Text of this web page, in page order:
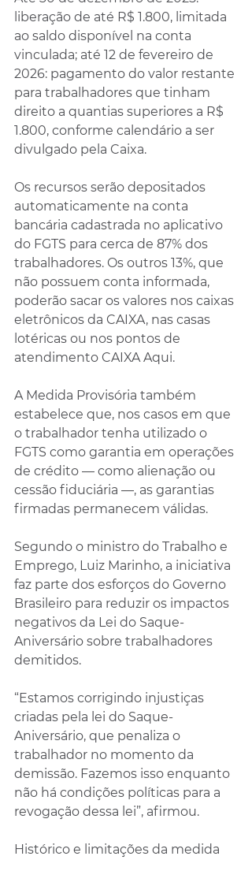
liberação de até R$ 1.800, limitada
ao saldo disponível na conta
vinculada; até 12 de fevereiro de
2026: pagamento do valor restante
para trabalhadores que tinham
direito a quantias superiores a R$
1.800, conforme calendário a ser
divulgado pela Caixa.
Os recursos serão depositados
automaticamente na conta
bancária cadastrada no aplicativo
do FGTS para cerca de 87% dos
trabalhadores. Os outros 13%, que
não possuem conta informada,
poderão sacar os valores nos caixas
eletrônicos da CAIXA, nas casas
lotéricas ou nos pontos de
atendimento CAIXA Aqui.
A Medida Provisória também
estabelece que, nos casos em que
o trabalhador tenha utilizado o
FGTS como garantia em operações
de crédito — como alienação ou
cessão fiduciária —, as garantias
firmadas permanecem válidas.
Segundo o ministro do Trabalho e
Emprego, Luiz Marinho, a iniciativa
faz parte dos esforços do Governo
Brasileiro para reduzir os impactos
negativos da Lei do Saque-
Aniversário sobre trabalhadores
demitidos.
“Estamos corrigindo injustiças
criadas pela lei do Saque-
Aniversário, que penaliza o
trabalhador no momento da
demissão. Fazemos isso enquanto
não há condições políticas para a
revogação dessa lei”, afirmou.
Histórico e limitações da medida